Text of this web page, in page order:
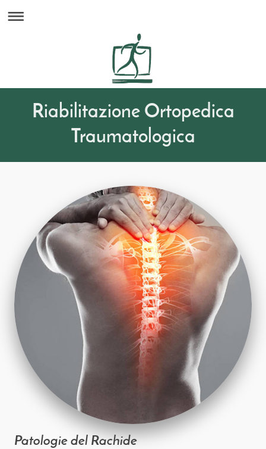
Riabilitazione Ortopedica
Traumatologica
Patologie del Rachide